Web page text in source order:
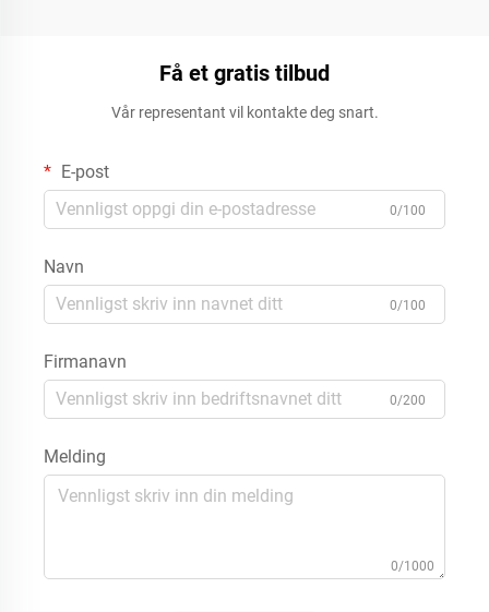
Få et gratis tilbud
Vår representant vil kontakte deg snart.
E-post
0/100
Navn
0/100
Firmanavn
0/200
Melding
0/1000